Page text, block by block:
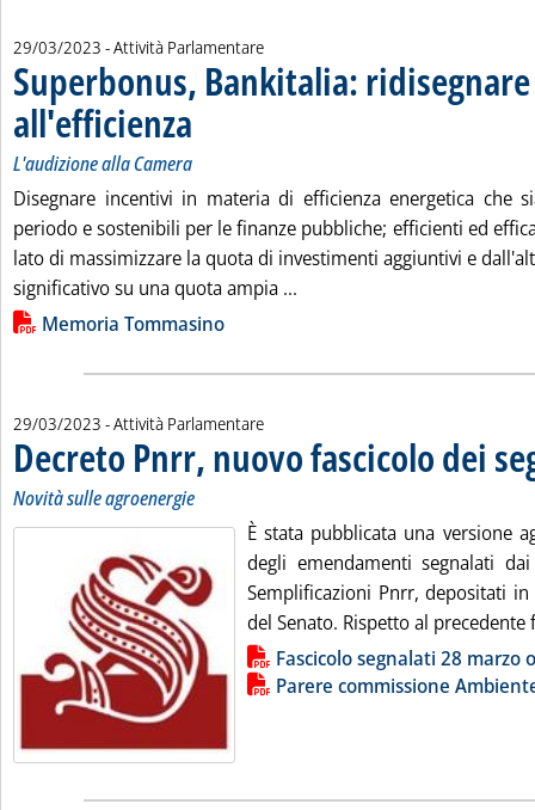
29/03/2023 - Attività Parlamentare
Superbonus, Bankitalia:
all'efficienza . Pubblicata mercoledì 29 marzo 2023 alle 17.33.
L'audizione alla Camera
Disegnare incentivi in materia di efficienza energetica che
periodo e sostenibili per le finanze pubbliche; efficienti ed
lato di massimizzare la quota di investimenti aggiuntivi e
significativo su una quota ampia ...
Lista allegati PDF alla notizia
Memoria Tommasino
29/03/2023 - Attività Parlamentare
Decreto Pnrr, nuovo fascicolo dei
Novità sulle agroenergie
È stata pubblicata una versione
degli emendamenti segnalati
Semplificazioni Pnrr, depositati
del Senato. Rispetto al precedente
Lista allegati PDF alla notiziaFascicolo segnalati 28 marzo
Parere commissione